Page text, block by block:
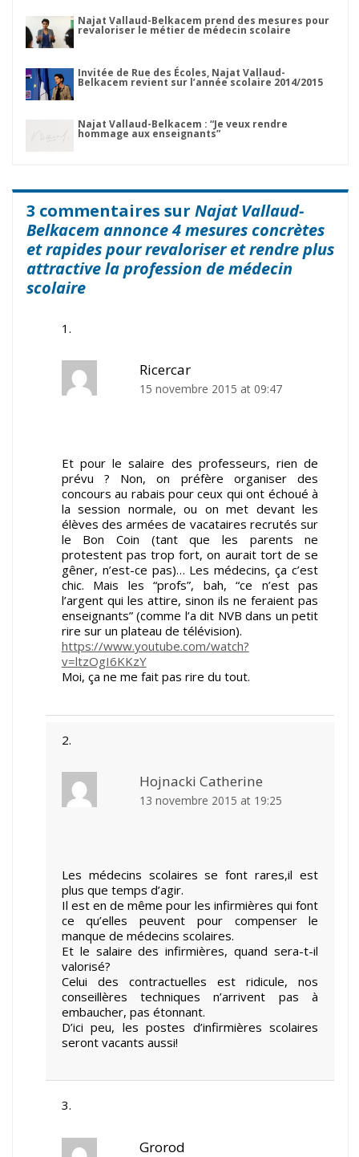
Najat Vallaud-Belkacem prend des mesures pour
revaloriser le métier de médecin scolaire
Invitée de Rue des Écoles, Najat Vallaud-
Belkacem revient sur l’année scolaire 2014/2015
Najat Vallaud-Belkacem : “Je veux rendre
hommage aux enseignants”
3 commentaires sur Najat Vallaud-
Belkacem annonce 4 mesures concrètes
et rapides pour revaloriser et rendre plus
attractive la profession de médecin
scolaire
Ricercar
15 novembre 2015 at 09:47
Et pour le salaire des professeurs, rien de
prévu ? Non, on préfère organiser des
concours au rabais pour ceux qui ont échoué à
la session normale, ou on met devant les
élèves des armées de vacataires recrutés sur
le Bon Coin (tant que les parents ne
protestent pas trop fort, on aurait tort de se
gêner, n’est-ce pas)… Les médecins, ça c’est
chic. Mais les “profs”, bah, “ce n’est pas
l’argent qui les attire, sinon ils ne feraient pas
enseignants” (comme l’a dit NVB dans un petit
rire sur un plateau de télévision).
https://www.youtube.com/watch?
v=ltzOgI6KKzY
Moi, ça ne me fait pas rire du tout.
Hojnacki Catherine
13 novembre 2015 at 19:25
Les médecins scolaires se font rares,il est
plus que temps d’agir.
Il est en de même pour les infirmières qui font
ce qu’elles peuvent pour compenser le
manque de médecins scolaires.
Et le salaire des infirmières, quand sera-t-il
valorisé?
Celui des contractuelles est ridicule, nos
conseillères techniques n’arrivent pas à
embaucher, pas étonnant.
D’ici peu, les postes d’infirmières scolaires
seront vacants aussi!
Grorod